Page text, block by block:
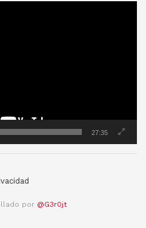
27:35
por @G3r0jt